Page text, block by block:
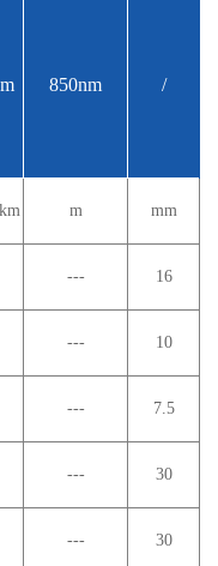
850nm
/
m mm
--- 16
--- 10
--- 7.5
--- 30
--- 30